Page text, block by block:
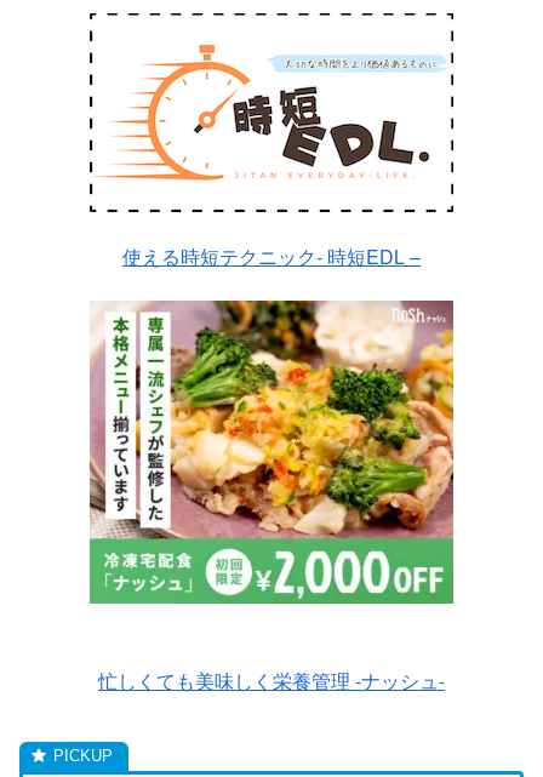
使える時短テクニック- 時短EDL –
忙しくても美味しく栄養管理 -ナッシュ-